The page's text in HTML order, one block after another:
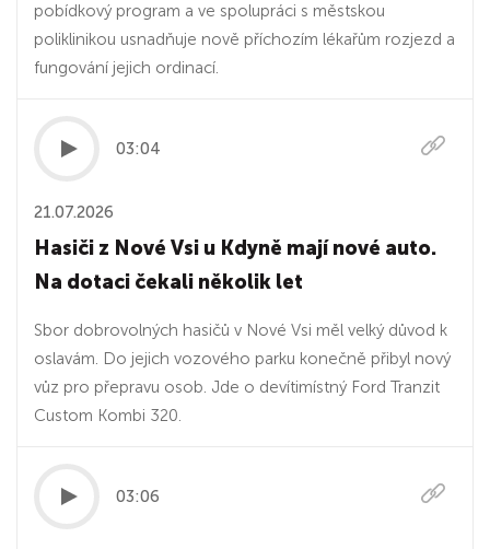
pobídkový program a ve spolupráci s městskou
poliklinikou usnadňuje nově příchozím lékařům rozjezd a
fungování jejich ordinací.
03:04
21.07.2026
Hasiči z Nové Vsi u Kdyně mají nové auto.
Na dotaci čekali několik let
Sbor dobrovolných hasičů v Nové Vsi měl velký důvod k
oslavám. Do jejich vozového parku konečně přibyl nový
vůz pro přepravu osob. Jde o devítimístný Ford Tranzit
Custom Kombi 320.
03:06